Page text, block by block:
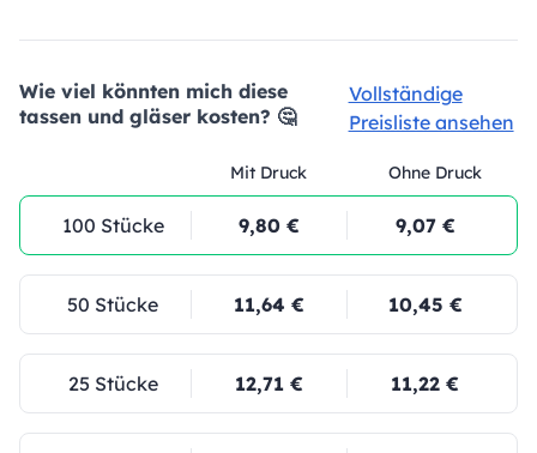
Wie viel könnten mich diese
tassen und gläser kosten? 🤔
Vollständige
Preisliste ansehen
Mit Druck Ohne Druck
100 Stücke 9,80 € 9,07 €
50 Stücke 11,64 € 10,45 €
25 Stücke 12,71 € 11,22 €